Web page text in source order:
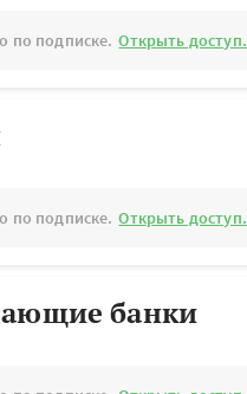
по подписке. Открыть доступ.
по подписке. Открыть доступ.
банки